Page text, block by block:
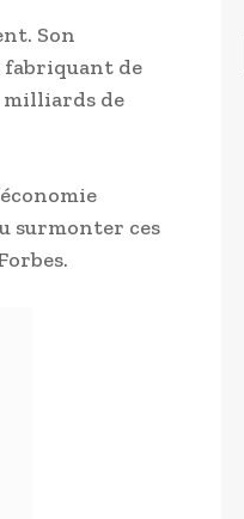
Son
fabriquant de
milliards de
surmonter ces